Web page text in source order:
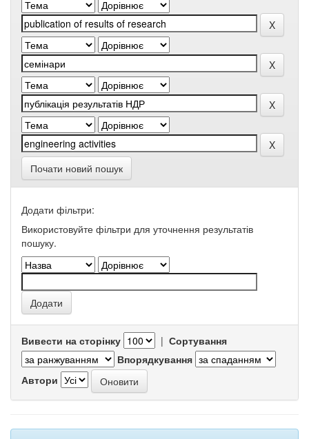
Почати новий пошук
Додати фільтри:
Використовуйте фільтри для уточнення результатів
пошуку.
Вивести на сторінку | Сортування
Впорядкування
Автори